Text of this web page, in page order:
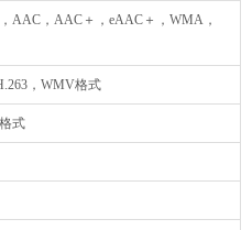
AAC，AAC＋，eAAC＋，WMA，
，WMV格式
式